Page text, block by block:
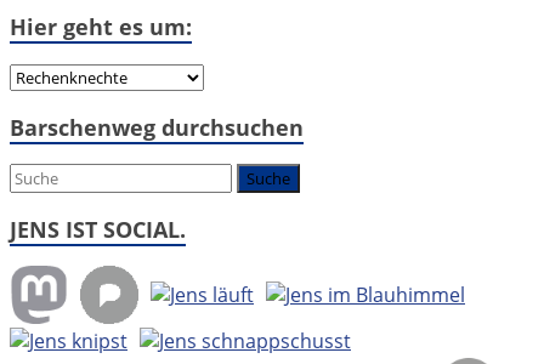
Hier geht es um:
Hier
es
Barschenweg durchsuchen
JENS IST SOCIAL.